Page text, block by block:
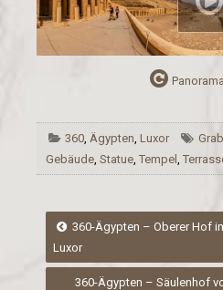
360 Ägypten ,Luxor
Gebäude Statue Tempel
Post
navigation
360-Ägypten – Oberer Hof
Luxor
360-Ägypten – Säulenhof